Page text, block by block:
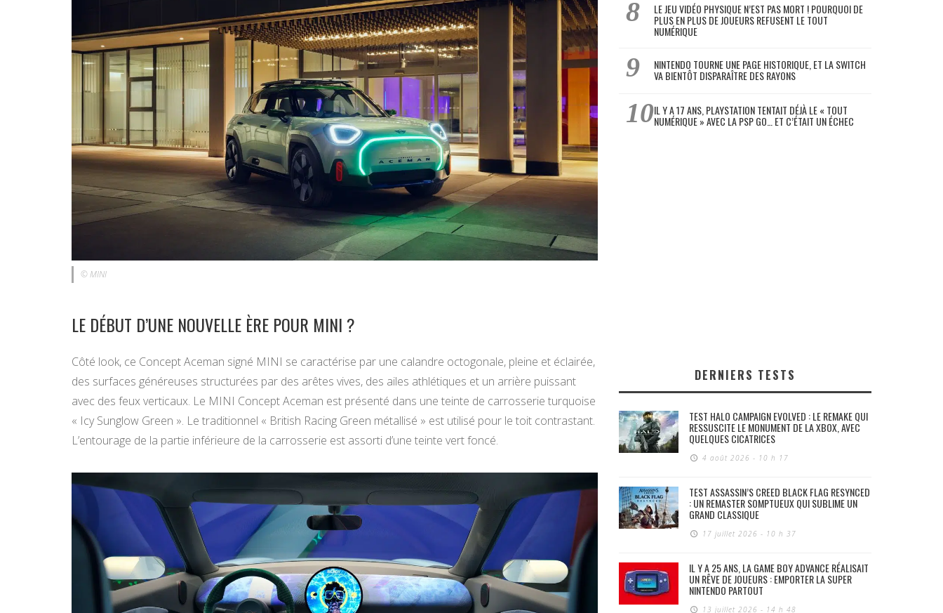
© MINI
LE DÉBUT D’UNE NOUVELLE ÈRE POUR MINI ?
Côté look, ce Concept Aceman signé MINI se caractérise par une calandre octogonale, pleine et éclairée,
des surfaces généreuses structurées par des arêtes vives, des ailes athlétiques et un arrière puissant
avec des feux verticaux. Le MINI Concept Aceman est présenté dans une teinte de carrosserie turquoise
« Icy Sunglow Green ». Le traditionnel « British Racing Green métallisé » est utilisé pour le toit contrastant.
L’entourage de la partie inférieure de la carrosserie est assorti d’une teinte vert foncé.
LE JEU VIDÉO PHYSIQUE N’EST PAS MORT ! POURQUOI DE
PLUS EN PLUS DE JOUEURS REFUSENT LE TOUT
NUMÉRIQUE
NINTENDO TOURNE UNE PAGE HISTORIQUE, ET LA SWITCH
VA BIENTÔT DISPARAÎTRE DES RAYONS
IL Y A 17 ANS, PLAYSTATION TENTAIT DÉJÀ LE « TOUT
NUMÉRIQUE » AVEC LA PSP GO… ET C’ÉTAIT UN ÉCHEC
DERNIERS TESTS
TEST HALO CAMPAIGN EVOLVED : LE REMAKE QUI
RESSUSCITE LE MONUMENT DE LA XBOX, AVEC
QUELQUES CICATRICES
4 août 2026 - 10 h 17
TEST ASSASSIN’S CREED BLACK FLAG RESYNCED
: UN REMASTER SOMPTUEUX QUI SUBLIME UN
GRAND CLASSIQUE
17 juillet 2026 - 10 h 37
IL Y A 25 ANS, LA GAME BOY ADVANCE RÉALISAIT
UN RÊVE DE JOUEURS : EMPORTER LA SUPER
NINTENDO PARTOUT
13 juillet 2026 - 14 h 48